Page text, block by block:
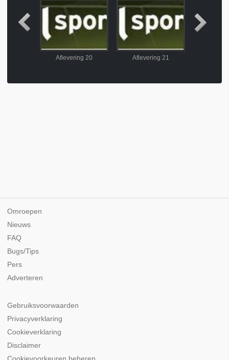
Aflevering 20 Aflevering 21
Omroepen
Nieuws
FAQ
Bugs/Tips
Pers
Adverteren
Gebruiksvoorwaarden
Privacyverklaring
Cookieverklaring
Disclaimer